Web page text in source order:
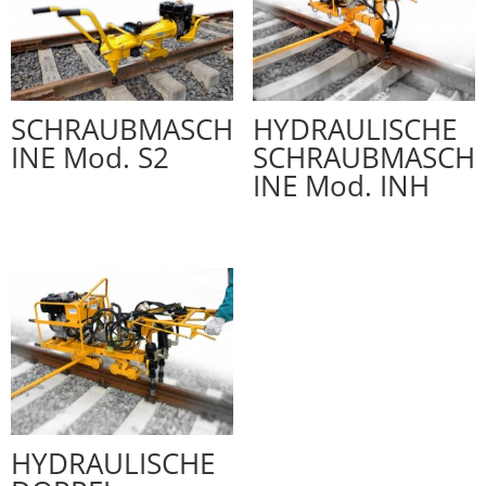
SCHRAUBMASCH
INE Mod. S2
HYDRAULISCHE
SCHRAUBMASCH
INE Mod. INH
HYDRAULISCHE